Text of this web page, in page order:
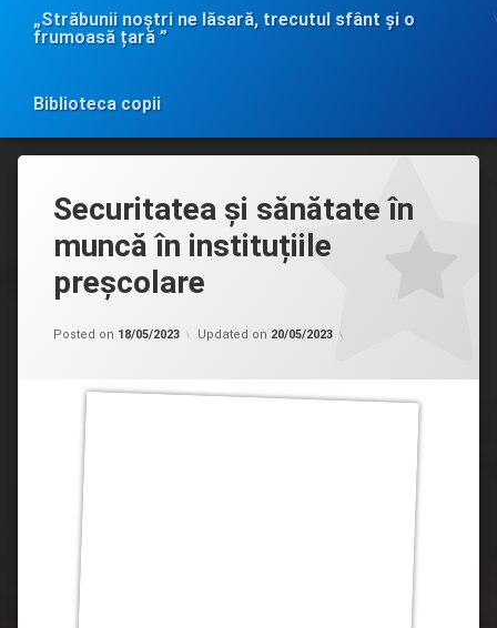
„Străbunii noștri ne lăsară, trecutul sfânt și o
frumoasă țară ”
Biblioteca copii
Securitatea și sănătate în
muncă în instituțiile
preșcolare
Posted on 18/05/2023 Updated on 20/05/2023
în